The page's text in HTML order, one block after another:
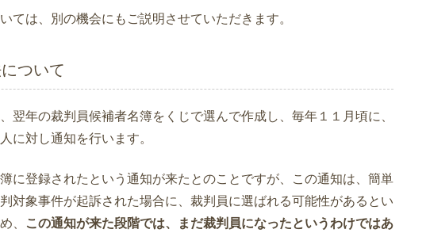
ては、別の機会にもご説明させていただきます。
ついて
翌年の裁判員候補者名簿をくじで選んで作成し、毎年１１月頃に、
に対し通知を行います。
に登録されたという通知が来たとのことですが、この通知は、簡単
対象事件が起訴された場合に、裁判員に選ばれる可能性があるとい
、
この通知が来た段階では、まだ裁判員になったというわけではあ